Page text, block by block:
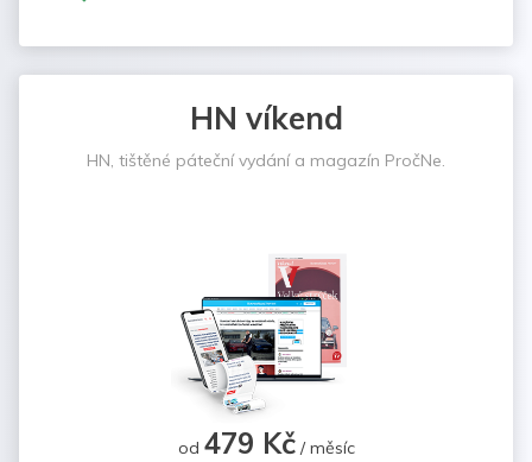
HN víkend
HN, tištěné páteční vydání a magazín PročNe.
od 479 Kč/ měsíc